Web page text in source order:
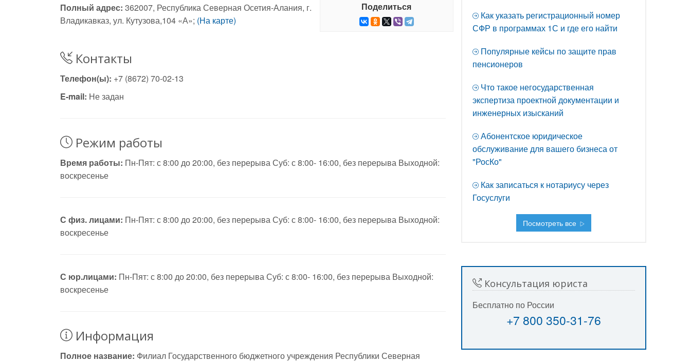
Полный адрес: 362007, Республика Северная Осетия-Алания, г.
Владикавказ, ул. Кутузова,104 «А»; (На карте)
Поделиться
Контакты
Телефон(ы): +7 (8672) 70-02-13
E-mail: Не задан
Режим работы
Время работы: Пн-Пят: с 8:00 до 20:00, без перерыва Суб: с 8:00- 16:00, без перерыва Выходной:
воскресенье
С физ. лицами: Пн-Пят: с 8:00 до 20:00, без перерыва Суб: с 8:00- 16:00, без перерыва Выходной:
воскресенье
С юр.лицами: Пн-Пят: с 8:00 до 20:00, без перерыва Суб: с 8:00- 16:00, без перерыва Выходной:
воскресенье
Информация
Полное название: Филиал Государственного бюджетного учреждения Республики Северная
Как указать регистрационный номер
СФР в программах 1С и где его найти
Популярные кейсы по защите прав
пенсионеров
Что такое негосударственная
экспертиза проектной документации и
инженерных изысканий
Абонентское юридическое
обслуживание для вашего бизнеса от
"РосКо"
Как записаться к нотариусу через
Госуслуги
Посмотреть все
Консультация юриста
Бесплатно по России
+7 800 350-31-76